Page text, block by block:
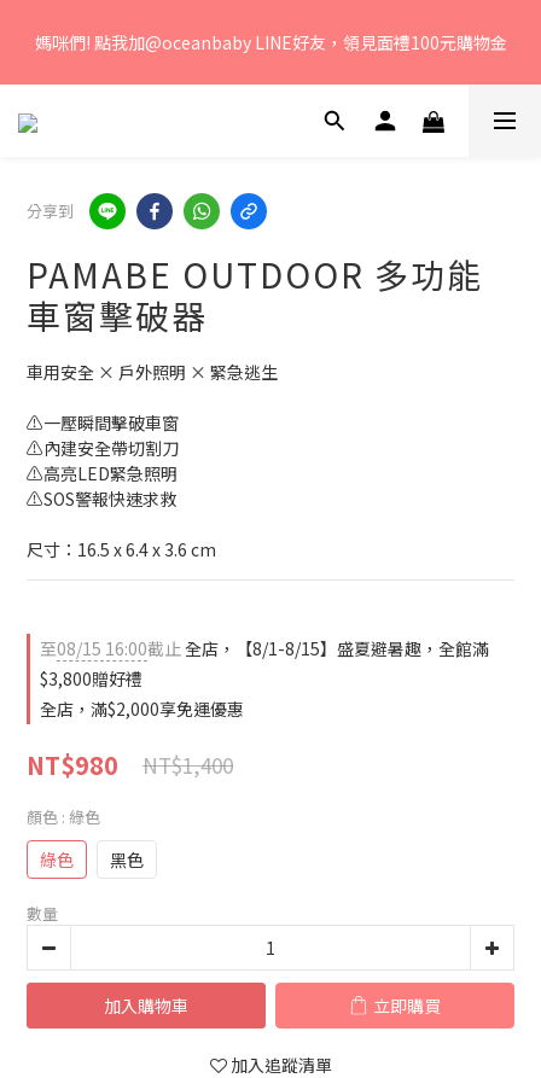
間：周一至周五 早上9點 至 下午6點。
媽咪們! 點我加@oceanbaby LINE好友，領見面禮100元購物金
若您有任何問題、歡迎聯絡客服專線：04-2382-6878，服務時
分享到
PAMABE OUTDOOR 多功能
車窗擊破器
車用安全 × 戶外照明 × 緊急逃生
⚠️一壓瞬間擊破車窗
⚠️內建安全帶切割刀
⚠️高亮LED緊急照明
⚠️SOS警報快速求救
尺寸：16.5 x 6.4 x 3.6 cm
至08/15 16:00截止全店，【8/1-8/15】盛夏避暑趣，全館滿
$3,800贈好禮
全店，滿$2,000享免運優惠
NT$980 NT$1,400
顏色 : 綠色
綠色 黑色
數量
加入購物車 立即購買
加入追蹤清單